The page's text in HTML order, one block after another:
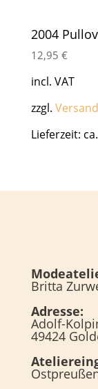
2004
12,95 €
incl. VAT
zzgl.
Lieferzeit:
Britta
Adresse:
Adolf-
49424